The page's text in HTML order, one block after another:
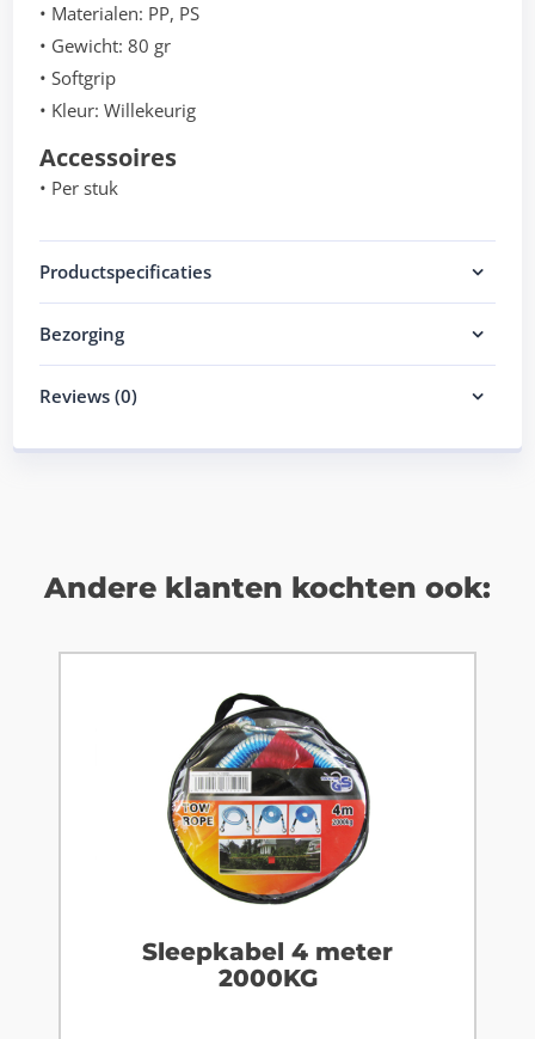
• Materialen: PP, PS
• Gewicht: 80 gr
• Softgrip
• Kleur: Willekeurig
Accessoires
• Per stuk
Productspecificaties
Bezorging
Reviews (0)
Andere klanten kochten ook:
Sleepkabel 4 meter
2000KG